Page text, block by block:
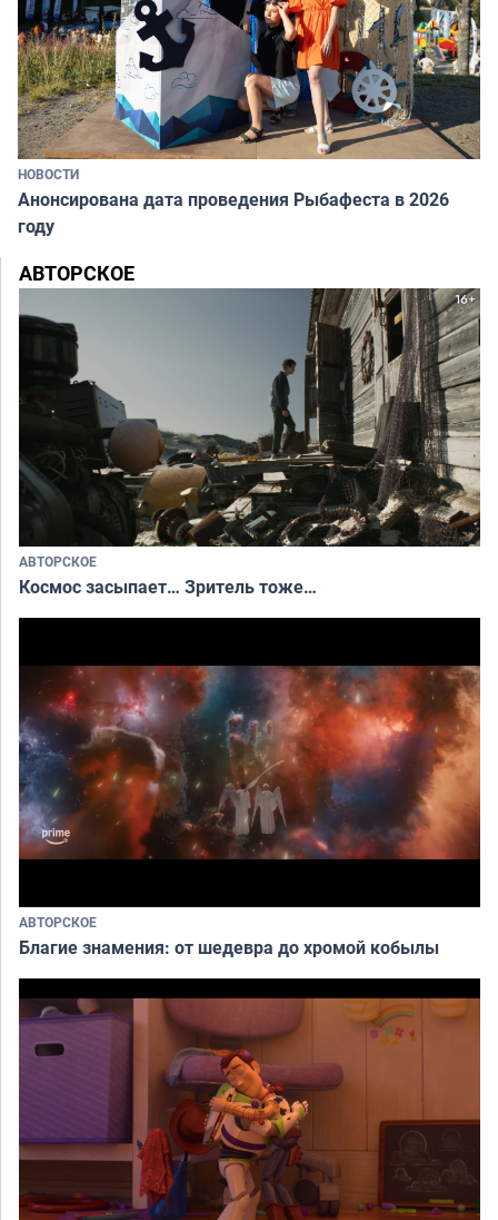
НОВОСТИ
Анонсирована дата проведения Рыбафеста в 2026
году
АВТОРСКОЕ
АВТОРСКОЕ
Космос засыпает… Зритель тоже…
АВТОРСКОЕ
Благие знамения: от шедевра до хромой кобылы